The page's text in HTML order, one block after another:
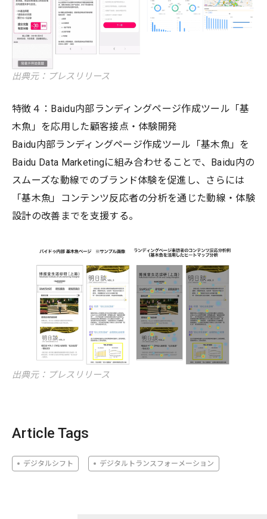
出典元：プレスリリース
特徴４：Baidu内部ランディングページ作成ツール「基
木魚」を応用した顧客接点・体験開発
Baidu内部ランディングページ作成ツール「基木魚」を
Baidu Data Marketingに組み合わせることで、Baidu内の
スムーズな動線でのブランド体験を促進し、さらには
「基木魚」コンテンツ反応者の分析を通じた動線・体験
設計の改善までを支援する。
出典元：プレスリリース
Article Tags
デジタルシフト デジタルトランスフォーメーション